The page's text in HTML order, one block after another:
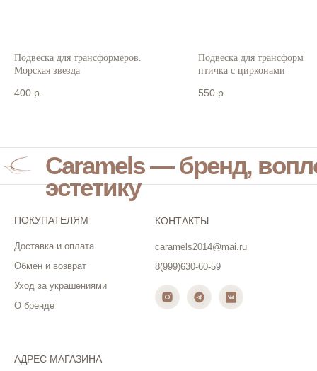
Подвеска для трансформеров.
Морская звезда
400 р.
Подвеска для
птичка с цирконами
550 р.
ПОКУПАТЕЛЯМ
Доставка и оплата
Обмен и возврат
Уход за украшениями
О бренде
КОНТАКТЫ
caramels2014@mai.ru
8(999)630-60-59
АДРЕС МАГАЗИНА
Caramels — бренд,
эстетику